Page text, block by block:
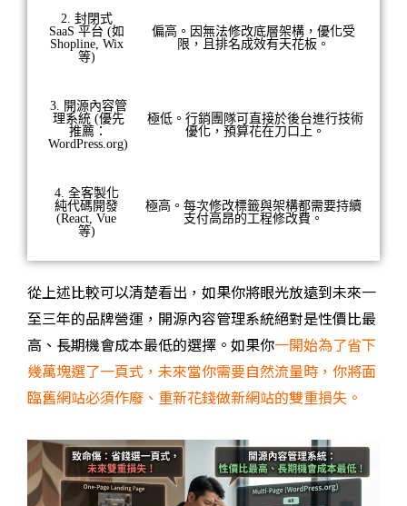
2. 封閉式
SaaS 平台 (如
Shopline, Wix
等)
偏高。因無法修改底層架構，優化受
限，且排名成效有天花板。
3. 開源內容管
理系統 (優先
推薦：
WordPress.org)
極低。行銷團隊可直接於後台進行技術
優化，預算花在刀口上。
4. 全客製化
純代碼開發
(React, Vue
等)
極高。每次修改標籤與架構都需要持續
支付高昂的工程修改費。
從上述比較可以清楚看出，如果你將眼光放遠到未來一
至三年的品牌營運，開源內容管理系統絕對是性價比最
高、長期機會成本最低的選擇。如果你一開始為了省下
幾萬塊選了一頁式，未來當你需要自然流量時，你將面
臨舊網站必須作廢、重新花錢做新網站的雙重損失。